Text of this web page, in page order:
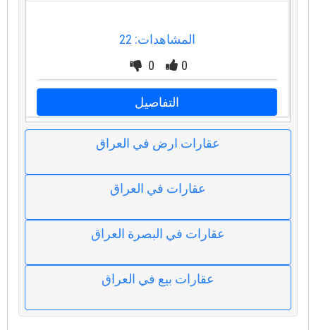
المشاهدات: 22
0
0
التفاصيل
عقارات ارض في العراق
عقارات في العراق
عقارات في البصرة العراق
عقارات بيع في العراق